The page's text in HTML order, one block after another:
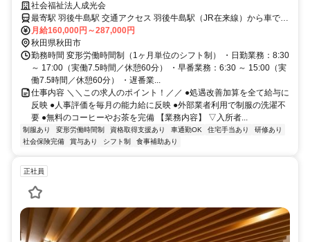
社会福祉法人成光会
最寄駅 羽後牛島駅 交通アクセス 羽後牛島駅（JR在来線）から車で約
10分
月給160,000円～287,000円
秋田県秋田市
勤務時間 変形労働時間制（1ヶ月単位のシフト制） ・日勤業務：8:30
～ 17:00（実働7.5時間／休憩60分） ・早番業務：6:30 ～ 15:00（実
働7.5時間／休憩60分） ・遅番業...
仕事内容 ＼＼この求人のポイント！／／ ●処遇改善加算を全て給与に
反映 ●人事評価を毎月の能力給に反映 ●外部業者利用で制服の洗濯不
要 ●無料のコーヒーやお茶を完備 【業務内容】 ▽入所者...
制服あり 変形労働時間制 資格取得支援あり 車通勤OK 住宅手当あり
研修あり
社会保険完備
賞与あり シフト制 食事補助あり
正社員